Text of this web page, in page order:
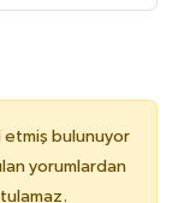
etmiş bulunuyor
yorumlardan